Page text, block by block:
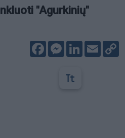
"Agurkinių"
FacebookMessenger
LinkedIn
Email